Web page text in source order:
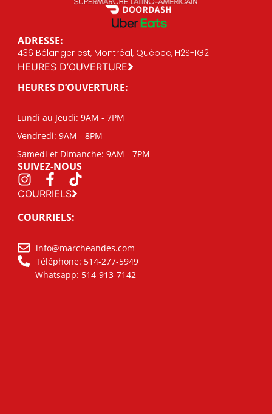
ADRESSE:
436 Bélanger est, Montréal, Québec, H2S-1G2
HEURES D’OUVERTURE
HEURES D’OUVERTURE:
Lundi au Jeudi: 9AM - 7PM
Vendredi: 9AM - 8PM
Samedi et Dimanche: 9AM - 7PM
SUIVEZ-NOUS
COURRIELS
COURRIELS:
info@marcheandes.com
Téléphone: 514-277-5949
Whatsapp: 514-913-7142